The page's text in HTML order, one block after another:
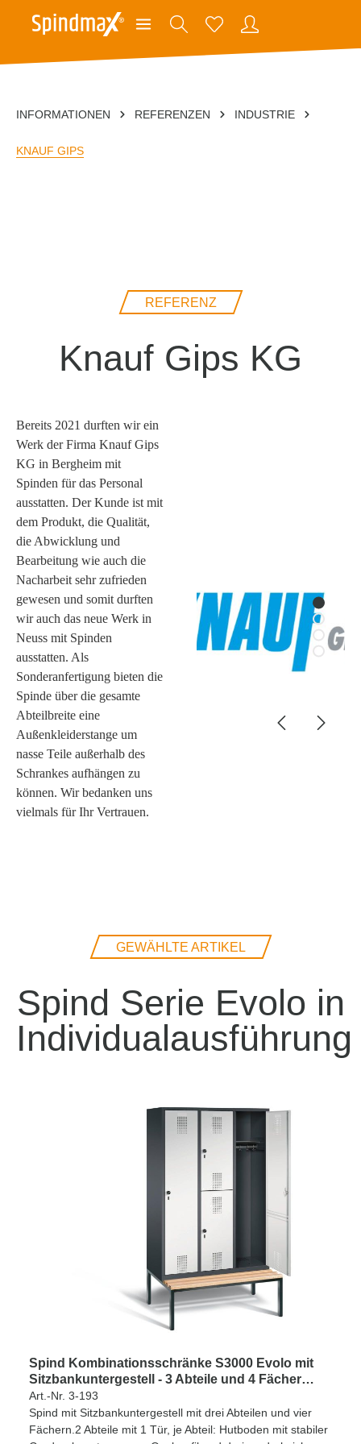
INFORMATIONEN REFERENZEN INDUSTRIE
KNAUF GIPS
REFERENZ
Knauf Gips KG
Bereits 2021 durften wir ein
Werk der Firma Knauf Gips
KG in Bergheim mit
Spinden für das Personal
ausstatten. Der Kunde ist mit
dem Produkt, die Qualität,
die Abwicklung und
Bearbeitung wie auch die
Nacharbeit sehr zufrieden
gewesen und somit durften
wir auch das neue Werk in
Neuss mit Spinden
ausstatten. Als
Sonderanfertigung bieten die
Spinde über die gesamte
Abteilbreite eine
Außenkleiderstange um
nasse Teile außerhalb des
Schrankes aufhängen zu
können. Wir bedanken uns
vielmals für Ihr Vertrauen.
GEWÄHLTE ARTIKEL
Spind Serie Evolo in
Individualausführung
Spind Kombinationsschränke S3000 Evolo mit
Sitzbankuntergestell - 3 Abteile und 4 Fächer
400mm Abteilbreite
Art.-Nr. 3-193
Spind mit Sitzbankuntergestell mit drei Abteilen und vier
Fächern.2 Abteile mit 1 Tür, je Abteil: Hutboden mit stabiler